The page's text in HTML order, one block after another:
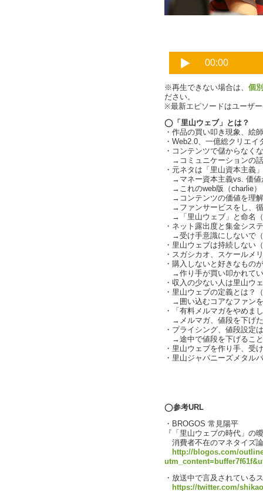
※再生できない場合は、 個
ださい。
※最新エピソードはユーザ
◯「里山ウェブ」とは？
・作品の買い叩き現象、絵
・Web2.0、一億総クリエ
・コンテンツで儲からなく
→コミュニケーションの話
・元ネタは「里山資本主義
→マネー資本主義vs. 価値
→これのweb版（charlie）
→コンテンツの価値を理解
→ファンサービスをし、
→「里山ウェブ」と命名
・ネット露出度と集金シス
→受け手意識にしないで
・里山ウェブは持続しない
・スガシカオ、スケールメ
・購入しないと好きなもの
→作り手が買い叩かれてい
・収入の少ない人は里山ウ
・里山ウェブの定義とは？
→囲い込むコアなファンを
・「有料メルマガをやめま
→メルマガ、値段を下げ
・プライシング、値段設定
→途中で値段を下げること
・里山ウェブを作り手、受
・里山ジャパニーズメタル
◯参考URL
・BROGOS 常見陽平
『「里山ウェブの時代」の
消費者不在のマネタイズ
http://blogos.com/
・放送中で言及されている
https://twitter.com/